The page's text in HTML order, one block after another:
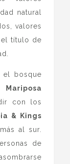
natural
valores
título de
el bosque
Mariposa
con los
& Kings
al sur.
de